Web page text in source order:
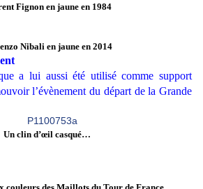
Fignon en jaune en 1984
Nibali en jaune en 2014
a lui aussi été utilisé comme support
l’évènement du départ de la Grande
Un clin d’œil casqué…